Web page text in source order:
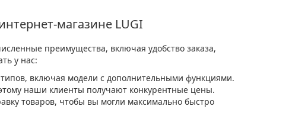
магазине LUGI
преимущества, включая удобство заказа,
у нас:
включая модели с дополнительными функциями.
наши клиенты получают конкурентные цены.
товаров, чтобы вы могли максимально быстро